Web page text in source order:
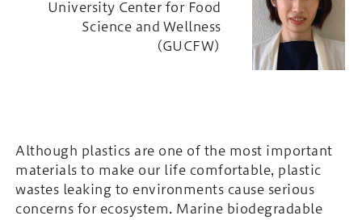
University Center for Food
Science and Wellness
(GUCFW)
Although plastics are one of the most important
materials to make our life comfortable, plastic
wastes leaking to environments cause serious
concerns for ecosystem. Marine biodegradable